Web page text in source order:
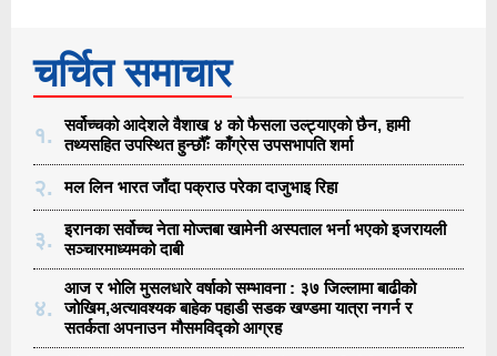
चर्चित समाचार
१.
सर्वोच्चको आदेशले वैशाख ४ को फैसला उल्ट्याएको छैन, हामी
तथ्यसहित उपस्थित हुन्छौँः काँग्रेस उपसभापति शर्मा
२. मल लिन भारत जाँदा पक्राउ परेका दाजुभाइ रिहा
३.
इरानका सर्वोच्च नेता मोज्तबा खामेनी अस्पताल भर्ना भएको इजरायली
सञ्चारमाध्यमको दाबी
४.
आज र भोलि मुसलधारे वर्षाको सम्भावना : ३७ जिल्लामा बाढीको
जोखिम,अत्यावश्यक बाहेक पहाडी सडक खण्डमा यात्रा नगर्न र
सतर्कता अपनाउन मौसमविद्काे आग्रह